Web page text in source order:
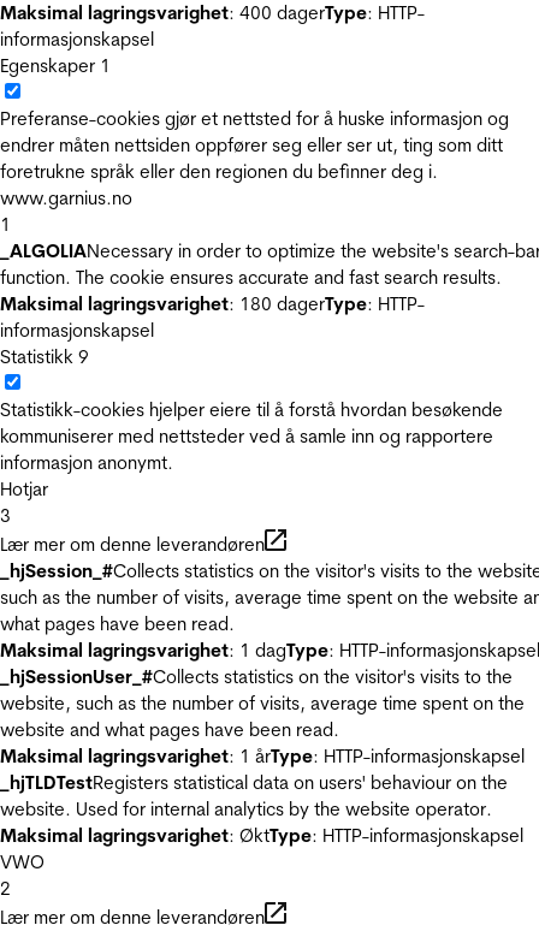
Maksimal lagringsvarighet: 400 dagerType: HTTP-
informasjonskapsel
Egenskaper 1
Preferanse-cookies gjør et nettsted for å huske informasjon og
endrer måten nettsiden oppfører seg eller ser ut, ting som ditt
foretrukne språk eller den regionen du befinner deg i.
www.garnius.no
1
_ALGOLIANecessary in order to optimize the website's search-
function. The cookie ensures accurate and fast search results.
Maksimal lagringsvarighet: 180 dagerType: HTTP-
informasjonskapsel
Statistikk 9
Statistikk-cookies hjelper eiere til å forstå hvordan besøkende
kommuniserer med nettsteder ved å samle inn og rapportere
informasjon anonymt.
Hotjar
3
Lær mer om denne leverandøren
_hjSession_#Collects statistics on the visitor's visits to the
such as the number of visits, average time spent on the website
what pages have been read.
Maksimal lagringsvarighet: 1 dagType: HTTP-informasjonskapsel
_hjSessionUser_#Collects statistics on the visitor's visits to the
website, such as the number of visits, average time spent on the
website and what pages have been read.
Maksimal lagringsvarighet: 1 årType: HTTP-informasjonskapsel
_hjTLDTestRegisters statistical data on users' behaviour on the
website. Used for internal analytics by the website operator.
Maksimal lagringsvarighet: ØktType: HTTP-informasjonskapsel
VWO
2
Lær mer om denne leverandøren